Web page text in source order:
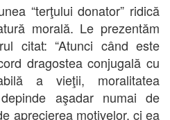
“terţului donator” ridică
morală. Le prezentăm
citat: “Atunci când este
dragostea conjugală cu
a vieţii, moralitatea
aşadar numai de
aprecierea motivelor, ci ea